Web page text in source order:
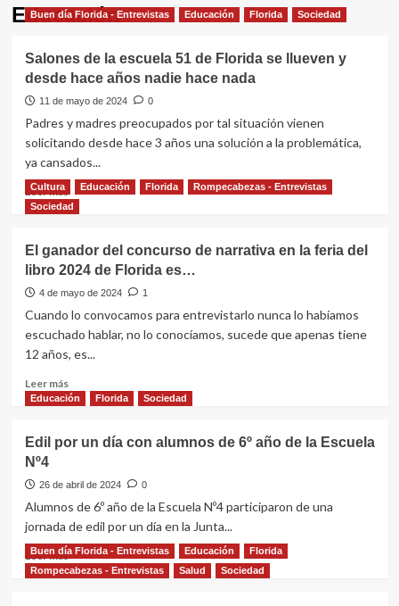
Educación
Buen día Florida - Entrevistas Educación Florida Sociedad
Salones de la escuela 51 de Florida se llueven y
desde hace años nadie hace nada
11 de mayo de 2024 0
Padres y madres preocupados por tal situación vienen
solicitando desde hace 3 años una solución a la problemática,
ya cansados...
Leer más Leer
más
de
la
escuela
51
Florida
se
y
desde
años
Cultura Educación Florida
Rompecabezas - Entrevistas
Sociedad
El ganador del concurso de narrativa en la feria del
libro 2024 de Florida es…
4 de mayo de 2024 1
Cuando lo convocamos para entrevistarlo nunca lo habíamos
escuchado hablar, no lo conocíamos, sucede que apenas tiene
12 años, es...
Leer másLeer
más
ganador
concurso
en
la
feria
Educación Florida Sociedad
Edil por un día con alumnos de 6º año de la Escuela
Nº4
26 de abril de 2024 0
Alumnos de 6º año de la Escuela Nº4 participaron de una
jornada de edil por un día en la Junta...
Leer másLeer
más
Buen día Florida - Entrevistas Educación
Florida
Rompecabezas - Entrevistas
Salud Sociedad